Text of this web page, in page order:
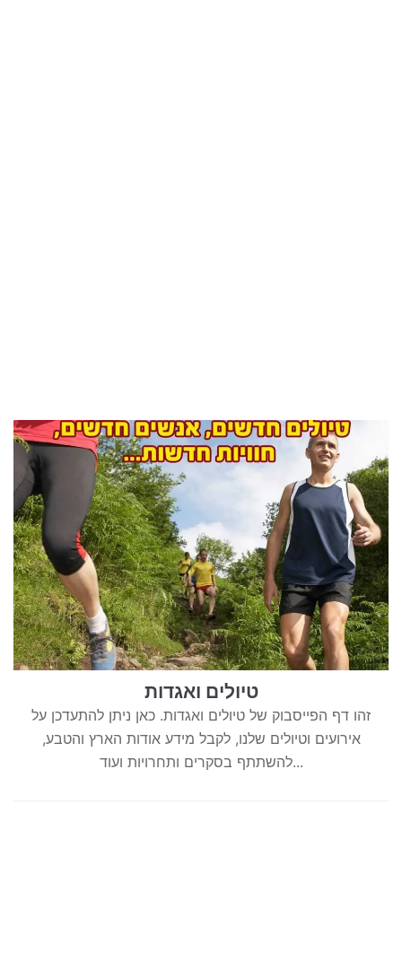
טיולים ואגדות
זהו דף הפייסבוק של טיולים ואגדות. כאן ניתן להתעדכן על
אירועים וטיולים שלנו, לקבל מידע אודות הארץ והטבע,
להשתתף בסקרים ותחרויות ועוד...